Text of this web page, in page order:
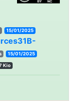
15/01/2025
15/01/2025
Kio